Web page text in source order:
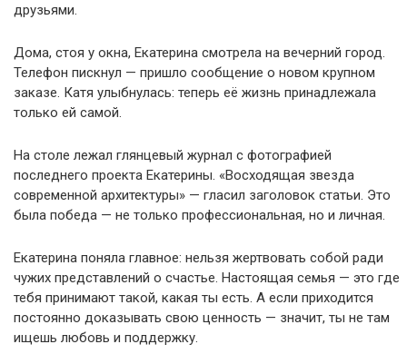
друзьями.
Дома, стоя у окна, Екатерина смотрела на вечерний город.
Телефон пискнул — пришло сообщение о новом крупном
заказе. Катя улыбнулась: теперь её жизнь принадлежала
только ей самой.
На столе лежал глянцевый журнал с фотографией
последнего проекта Екатерины. «Восходящая звезда
современной архитектуры» — гласил заголовок статьи. Это
была победа — не только профессиональная, но и личная.
Екатерина поняла главное: нельзя жертвовать собой ради
чужих представлений о счастье. Настоящая семья — это где
тебя принимают такой, какая ты есть. А если приходится
постоянно доказывать свою ценность — значит, ты не там
ищешь любовь и поддержку.